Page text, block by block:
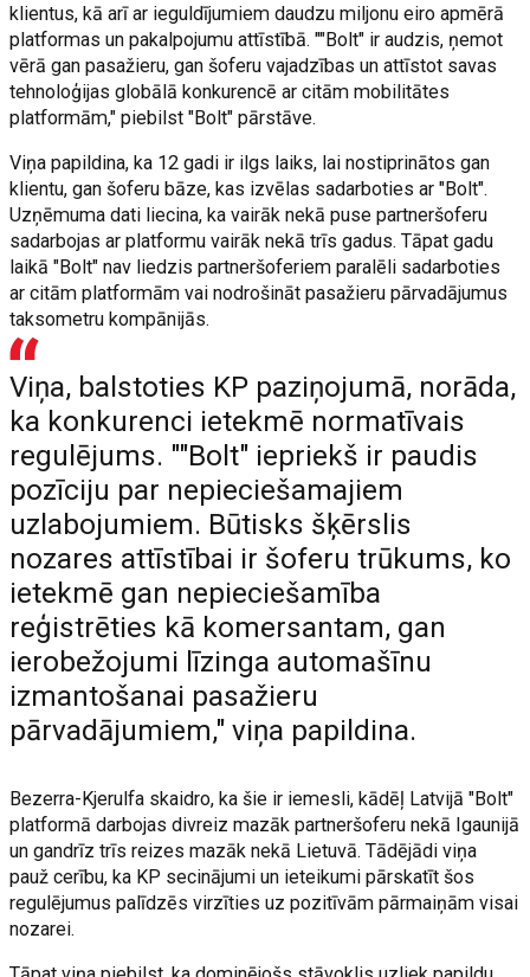
klientus, kā arī ar ieguldījumiem daudzu miljonu eiro apmērā
platformas un pakalpojumu attīstībā. ""Bolt" ir audzis, ņemot
vērā gan pasažieru, gan šoferu vajadzības un attīstot savas
tehnoloģijas globālā konkurencē ar citām mobilitātes
platformām," piebilst "Bolt" pārstāve.
Viņa papildina, ka 12 gadi ir ilgs laiks, lai nostiprinātos gan
klientu, gan šoferu bāze, kas izvēlas sadarboties ar "Bolt".
Uzņēmuma dati liecina, ka vairāk nekā puse partneršoferu
sadarbojas ar platformu vairāk nekā trīs gadus. Tāpat gadu
laikā "Bolt" nav liedzis partneršoferiem paralēli sadarboties
ar citām platformām vai nodrošināt pasažieru pārvadājumus
taksometru kompānijās.
Viņa, balstoties KP paziņojumā, norāda,
ka konkurenci ietekmē normatīvais
regulējums. ""Bolt" iepriekš ir paudis
pozīciju par nepieciešamajiem
uzlabojumiem. Būtisks šķērslis
nozares attīstībai ir šoferu trūkums, ko
ietekmē gan nepieciešamība
reģistrēties kā komersantam, gan
ierobežojumi līzinga automašīnu
izmantošanai pasažieru
pārvadājumiem," viņa papildina.
Bezerra-Kjerulfa skaidro, ka šie ir iemesli, kādēļ Latvijā "Bolt"
platformā darbojas divreiz mazāk partneršoferu nekā Igaunijā
un gandrīz trīs reizes mazāk nekā Lietuvā. Tādējādi viņa
pauž cerību, ka KP secinājumi un ieteikumi pārskatīt šos
regulējumus palīdzēs virzīties uz pozitīvām pārmaiņām visai
nozarei.